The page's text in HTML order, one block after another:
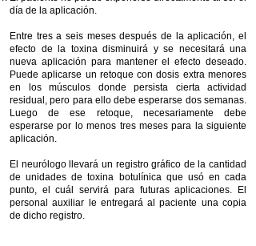
día de la aplicación.
Entre tres a seis meses después de la aplicación, el
efecto de la toxina disminuirá y se necesitará una
nueva aplicación para mantener el efecto deseado.
Puede aplicarse un retoque con dosis extra menores
en los músculos donde persista cierta actividad
residual, pero para ello debe esperarse dos semanas.
Luego de ese retoque, necesariamente debe
esperarse por lo menos tres meses para la siguiente
aplicación.
El neurólogo llevará un registro gráfico de la cantidad
de unidades de toxina botulínica que usó en cada
punto, el cuál servirá para futuras aplicaciones. El
personal auxiliar le entregará al paciente una copia
de dicho registro.